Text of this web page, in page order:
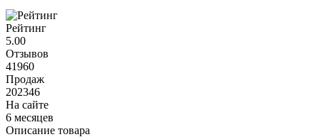
Рейтинг
5.00
Отзывов
41960
Продаж
202346
На сайте
6 месяцев
Описание товара